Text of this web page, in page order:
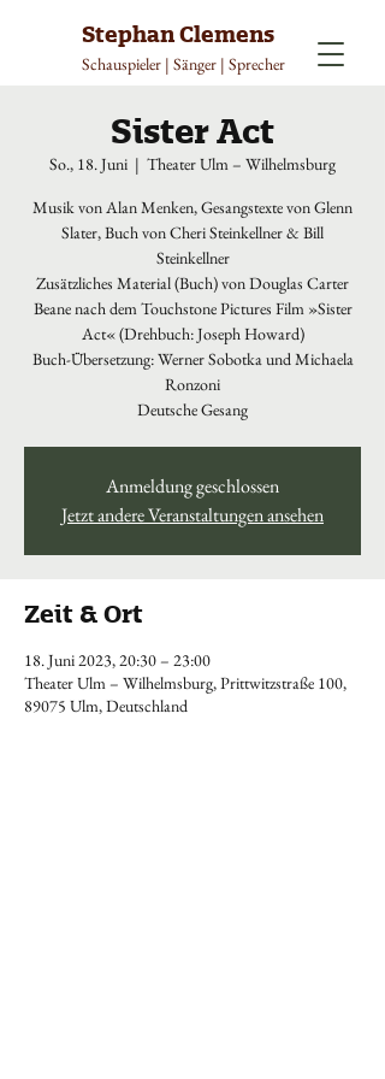
Stephan Clemens
Schauspieler | Sänger | Sprecher
Sister Act
So., 18. Juni
  |
Theater Ulm – Wilhelmsburg
Musik von Alan Menken, Gesangstexte von Glenn
Slater, Buch von Cheri Steinkellner & Bill
Steinkellner
Zusätzliches Material (Buch) von Douglas Carter
Beane nach dem Touchstone Pictures Film »Sister
Act« (Drehbuch: Joseph Howard)
Buch-Übersetzung: Werner Sobotka und Michaela
Ronzoni
Deutsche Gesang
Anmeldung geschlossen
Jetzt andere Veranstaltungen ansehen
Zeit & Ort
18. Juni 2023, 20:30 – 23:00
Theater Ulm – Wilhelmsburg, Prittwitzstraße 100,
89075 Ulm, Deutschland